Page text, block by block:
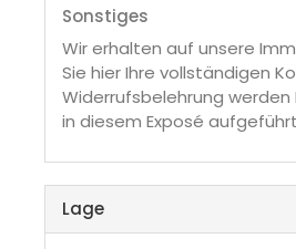
Sonstiges
Wir erhalten auf unsere
Sie hier Ihre vollständigen
Widerrufsbelehrung
in diesem Exposé
Lage